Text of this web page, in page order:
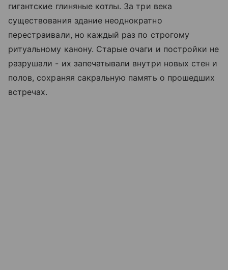
гигантские глиняные котлы. За три века
существования здание неоднократно
перестраивали, но каждый раз по строгому
ритуальному канону. Старые очаги и постройки не
разрушали - их запечатывали внутри новых стен и
полов, сохраняя сакральную память о прошедших
встречах.